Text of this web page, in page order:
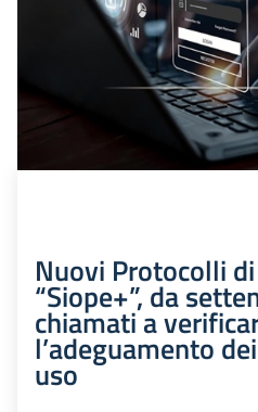
Nuovi Protocolli
“Siope+”, da
chiamati a
l’adeguamento
uso